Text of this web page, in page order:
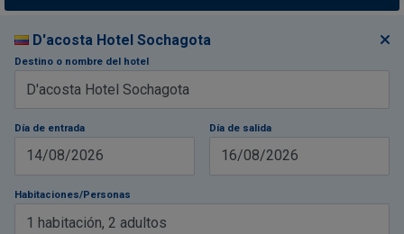
D'acosta Hotel Sochagota
Destino o nombre del hotel
Día de entrada
14/08/2026
Día de salida
16/08/2026
Habitaciones/Personas
1 habitación, 2 adultos